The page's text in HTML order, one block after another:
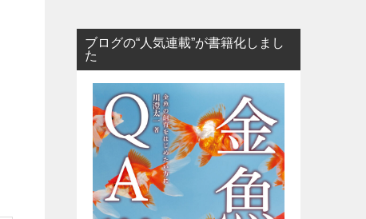
ブログの“人気連載”が書籍化しまし
た